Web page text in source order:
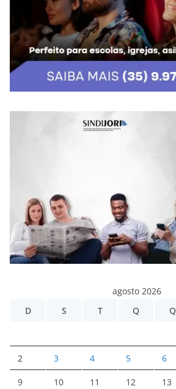
agosto 2026
D
S T Q Q
2 3 4 5 6
9 10 11 12 13